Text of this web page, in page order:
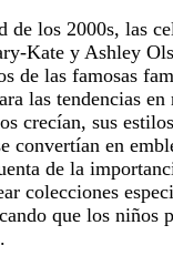
de los 2000s, las
Kate y Ashley
de las famosas
las tendencias
crecían, sus
convertían en
de la
colecciones
que los niños